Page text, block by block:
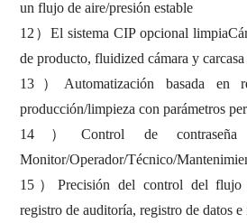
un flujo de aire/presión estable
12 ）El sistema CIP opcional limpia
de producto, fluidized cámara y
13 ） Automatización basada en
producción/limpieza con parámetros
14 ） Control de
Monitor/Operador/Técnico/
15 ）Precisión del control del flujo
registro de auditoría, registro de datos e